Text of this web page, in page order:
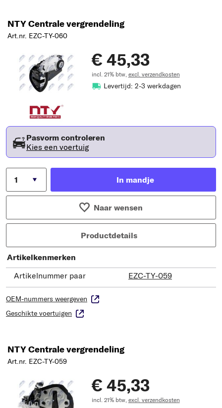
NTY Centrale vergrendeling
Art.nr. EZC-TY-060
€ 45,33
incl. 21% btw, excl. verzendkosten
Levertijd: 2-3 werkdagen
Pasvorm controleren
Kies een voertuig
In mandje
Naar wensen
Productdetails
Artikelkenmerken
Artikelnummer paar
EZC-TY-059
OEM-nummers weergeven
Geschikte voertuigen
NTY Centrale vergrendeling
Art.nr. EZC-TY-059
€ 45,33
incl. 21% btw, excl. verzendkosten